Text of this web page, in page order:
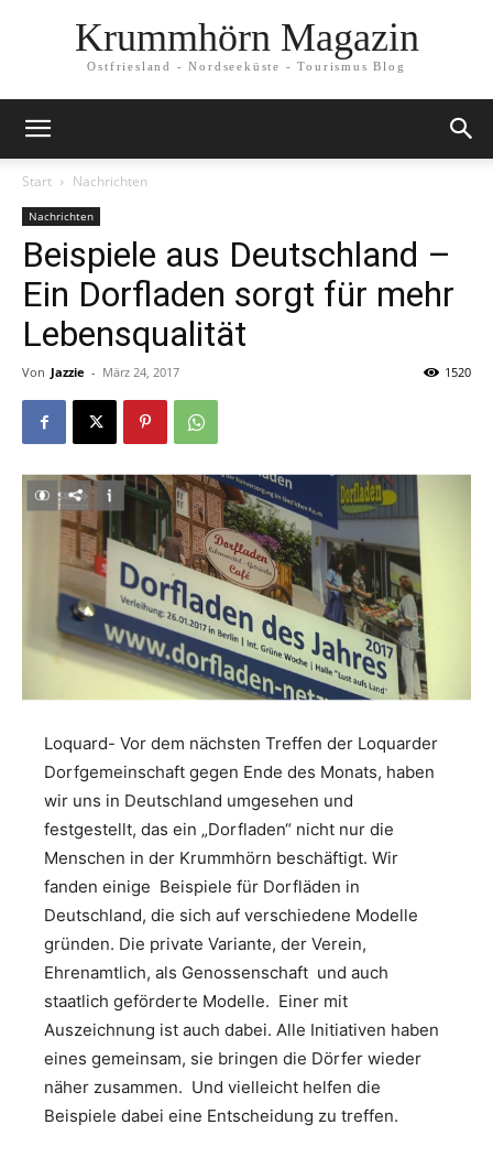
Krummhörn Magazin
Ostfriesland - Nordseeküste - Tourismus Blog
Start Nachrichten
Nachrichten
Beispiele aus Deutschland –
Ein Dorfladen sorgt für mehr
Lebensqualität
Von Jazzie - März 24, 2017 1520
Loquard- Vor dem nächsten Treffen der Loquarder
Dorfgemeinschaft gegen Ende des Monats, haben
wir uns in Deutschland umgesehen und
festgestellt, das ein „Dorfladen“ nicht nur die
Menschen in der Krummhörn beschäftigt. Wir
fanden einige Beispiele für Dorfläden in
Deutschland, die sich auf verschiedene Modelle
gründen. Die private Variante, der Verein,
Ehrenamtlich, als Genossenschaft und auch
staatlich geförderte Modelle. Einer mit
Auszeichnung ist auch dabei. Alle Initiativen haben
eines gemeinsam, sie bringen die Dörfer wieder
näher zusammen. Und vielleicht helfen die
Beispiele dabei eine Entscheidung zu treffen.